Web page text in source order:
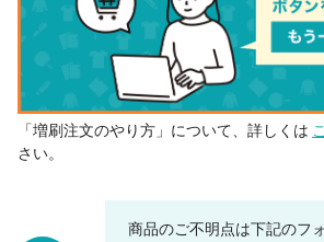
「増刷注文のやり方」について、詳しくは
さい。
商品のご不明点は下記のフ